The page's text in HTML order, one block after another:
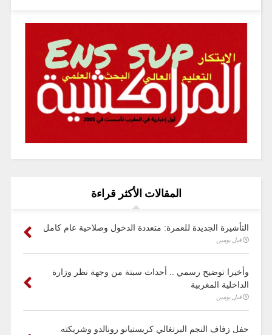
المقالات الأكثر قراءة
التأشيرة الجديدة للعمرة: متعددة الدخول وصلاحية عام كامل
قبل يومين
وأخيرا توضيح رسمي .. أحداث سبتة من وجهة نظر وزارة
الداخلية المغربية
قبل يومين
حفل زفاف النجم البرتغالي كريستيانو رونالدو وشريكته